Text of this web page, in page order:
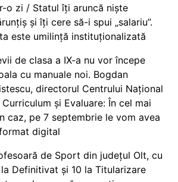
o zi / Statul îți aruncă niște
și îți cere să-i spui „salariu”.
este umilință instituționalizată
de clasa a IX-a nu vor începe
cu manuale noi. Bogdan
directorul Centrului Național
și Evaluare: În cel mai
caz, pe 7 septembrie le vom avea
digital
de Sport din județul Olt, cu
la Definitivat și 10 la Titularizare